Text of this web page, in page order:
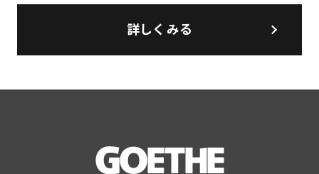
詳しくみる